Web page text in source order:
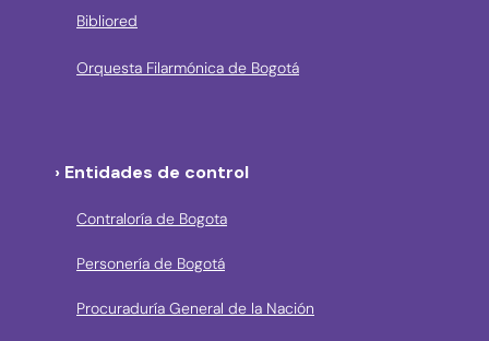
Bibliored
Orquesta Filarmónica de Bogotá
› Entidades de control
Contraloría de Bogota
Personería de Bogotá
Procuraduría General de la Nación